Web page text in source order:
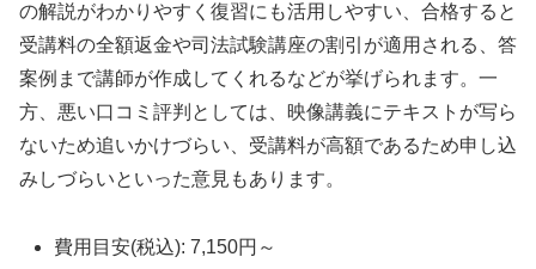
の解説がわかりやすく復習にも活用しやすい、合格すると
受講料の全額返金や司法試験講座の割引が適用される、答
案例まで講師が作成してくれるなどが挙げられます。一
方、悪い口コミ評判としては、映像講義にテキストが写ら
ないため追いかけづらい、受講料が高額であるため申し込
みしづらいといった意見もあります。
費用目安(税込): 7,150円～